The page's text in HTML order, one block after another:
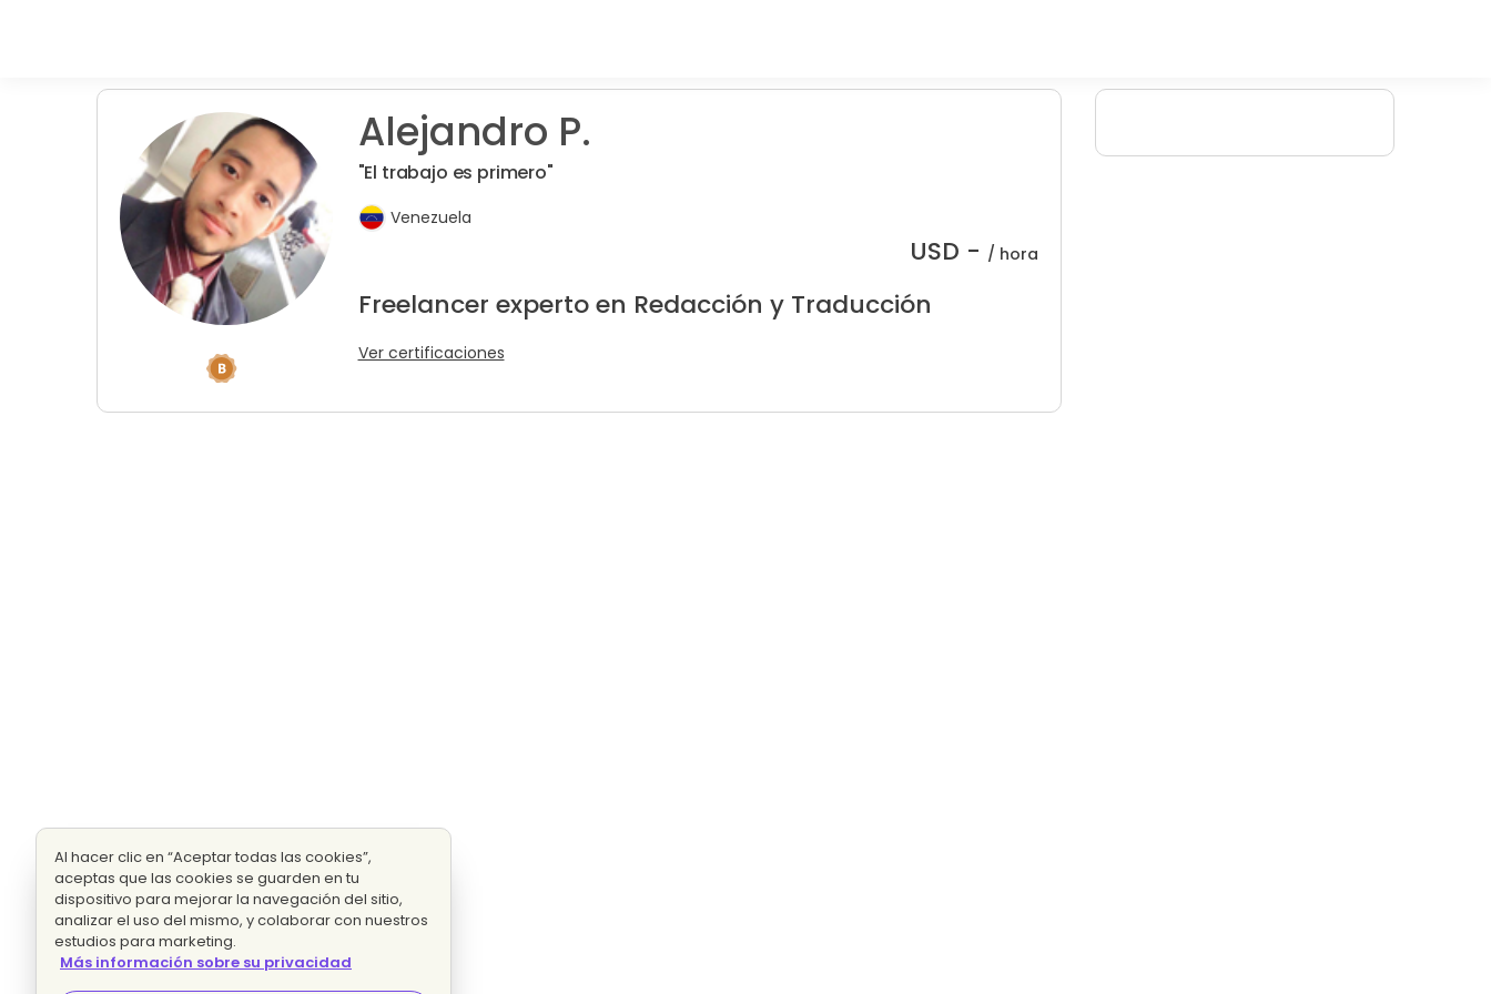
Alejandro P.
"El trabajo es primero"
Venezuela
USD - / hora
Freelancer experto en Redacción y Traducción
Ver certificaciones
Al hacer clic en “Aceptar todas las cookies”,
aceptas que las cookies se guarden en tu
dispositivo para mejorar la navegación del sitio,
analizar el uso del mismo, y colaborar con nuestros
estudios para marketing.
Más información sobre su privacidad